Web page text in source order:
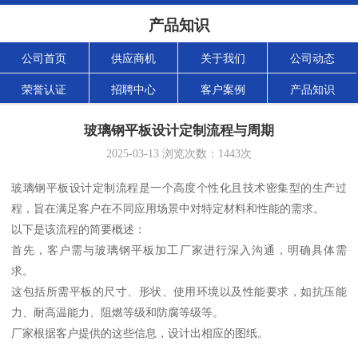
产品知识
公司首页 供应商机 关于我们 公司动态
荣誉认证 招聘中心 客户案例 产品知识
玻璃钢平板设计定制流程与周期
2025-03-13 浏览次数： 1443次
玻璃钢平板设计定制流程是一个高度个性化且技术密集型的生产过
程，旨在满足客户在不同应用场景中对特定材料和性能的需求。
以下是该流程的简要概述：
首先，客户需与玻璃钢平板加工厂家进行深入沟通，明确具体需
求。
这包括所需平板的尺寸、形状、使用环境以及性能要求，如抗压能
力、耐高温能力、阻燃等级和防腐等级等。
厂家根据客户提供的这些信息，设计出相应的图纸。